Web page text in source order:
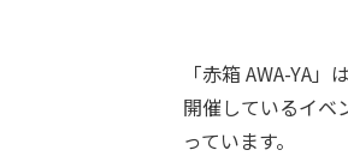
「赤箱 AWA-YA
開催しているイベ
っています。